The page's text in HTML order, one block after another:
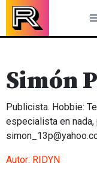
Skip
content
Simón
Publicista. Hobbie:
especialista en nada,
Autor: RIDYN